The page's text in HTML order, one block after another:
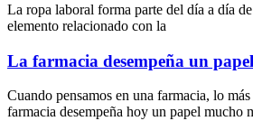
La ropa laboral forma parte del día a día
elemento relacionado con la
La farmacia desempeña un
Cuando pensamos en una farmacia, lo
farmacia desempeña hoy un papel mucho